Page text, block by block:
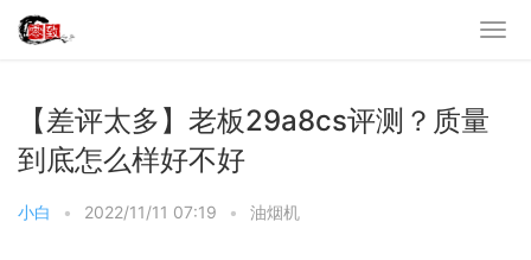
【差评太多】老板29a8cs评测？质量
到底怎么样好不好
小白 • 2022/11/11 07:19 • 油烟机